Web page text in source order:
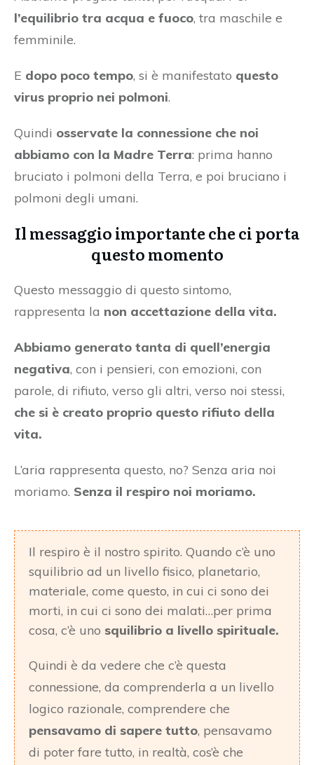
l’equilibrio tra acqua e fuoco, tra maschile e
femminile.
E dopo poco tempo, si è manifestato questo
virus proprio nei polmoni.
Quindi osservate la connessione che noi
abbiamo con la Madre Terra: prima hanno
bruciato i polmoni della Terra, e poi bruciano i
polmoni degli umani.
Il messaggio importante che ci porta
questo momento
Questo messaggio di questo sintomo,
rappresenta la non accettazione della vita.
Abbiamo generato tanta di quell’energia
negativa, con i pensieri, con emozioni, con
parole, di rifiuto, verso gli altri, verso noi stessi,
che si è creato proprio questo rifiuto della
vita.
L’aria rappresenta questo, no? Senza aria noi
moriamo. Senza il respiro noi moriamo.
Il respiro è il nostro spirito. Quando c’è uno
squilibrio ad un livello fisico, planetario,
materiale, come questo, in cui ci sono dei
morti, in cui ci sono dei malati…per prima
cosa, c’è uno squilibrio a livello spirituale.
Quindi è da vedere che c’è questa
connessione, da comprenderla a un livello
logico razionale, comprendere che
pensavamo di sapere tutto, pensavamo
di poter fare tutto, in realtà, cos’è che